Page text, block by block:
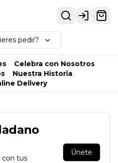
Login
pedir?
Celebra con Nosotros
Nuestra Historia
Delivery
con tus
Únete